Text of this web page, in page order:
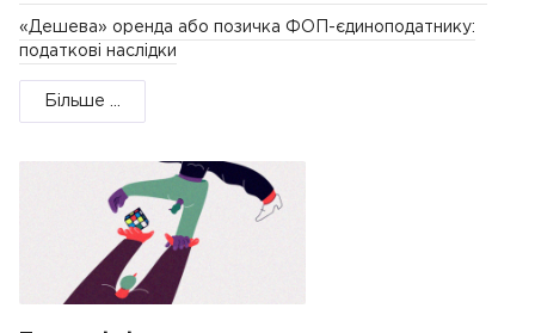
«Дешева» оренда або позичка ФОП-єдиноподатнику:
податкові наслідки
Більше ...